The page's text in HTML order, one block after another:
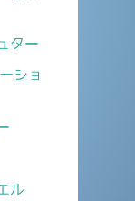
ター
ショ
ル